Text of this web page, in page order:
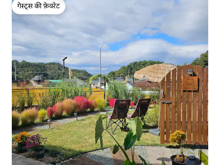
गेस्ट्स की फ़ेवरेट
गेस्ट्स की फ़ेवरेट